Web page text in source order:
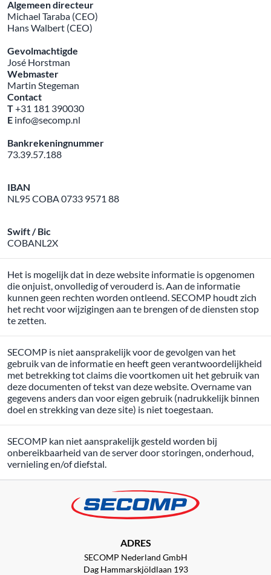
Algemeen directeur
Michael Taraba (CEO)
Hans Walbert (CEO)
Gevolmachtigde
José Horstman
Webmaster
Martin Stegeman
Contact
T+31 181 390030
E info@secomp.nl
Bankrekeningnummer
73.39.57.188
IBAN
NL95 COBA 0733 9571 88
Swift / Bic
COBANL2X
Het is mogelijk dat in deze website informatie is opgenomen
die onjuist, onvolledig of verouderd is. Aan de informatie
kunnen geen rechten worden ontleend. SECOMP houdt zich
het recht voor wijzigingen aan te brengen of de diensten stop
te zetten.
SECOMP is niet aansprakelijk voor de gevolgen van het
gebruik van de informatie en heeft geen verantwoordelijkheid
met betrekking tot claims die voortkomen uit het gebruik van
deze documenten of tekst van deze website. Overname van
gegevens anders dan voor eigen gebruik (nadrukkelijk binnen
doel en strekking van deze site) is niet toegestaan.
SECOMP kan niet aansprakelijk gesteld worden bij
onbereikbaarheid van de server door storingen, onderhoud,
vernieling en/of diefstal.
ADRES
SECOMP Nederland GmbH
Dag Hammarskjöldlaan 193